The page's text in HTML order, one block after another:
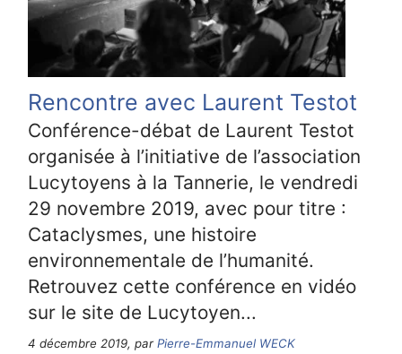
Rencontre avec Laurent Testot
Conférence-débat de Laurent Testot
organisée à l’initiative de l’association
Lucytoyens à la Tannerie, le vendredi
29 novembre 2019, avec pour titre :
Cataclysmes, une histoire
environnementale de l’humanité.
Retrouvez cette conférence en vidéo
sur le site de Lucytoyen...
4 décembre 2019, parPierre-Emmanuel WECK